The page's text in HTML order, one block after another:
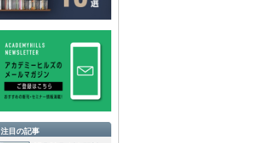
注目の記事